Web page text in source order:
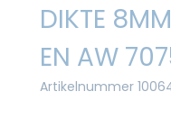
DIKTE
EN AW
Artikelnummer